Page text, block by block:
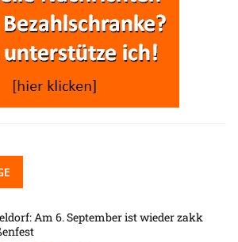
Am 6. September ist wieder zakk